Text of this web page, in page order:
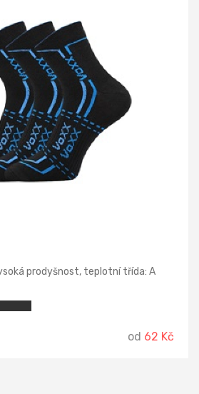
prodyšnost, teplotní třída: A
od 62 Kč